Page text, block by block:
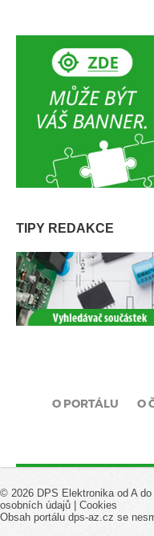
TIPY REDAKCE
O PORTÁLU O
© 2026 DPS Elektronika od A do
osobních údajů
Cookies
Obsah portálu dps-az.cz se